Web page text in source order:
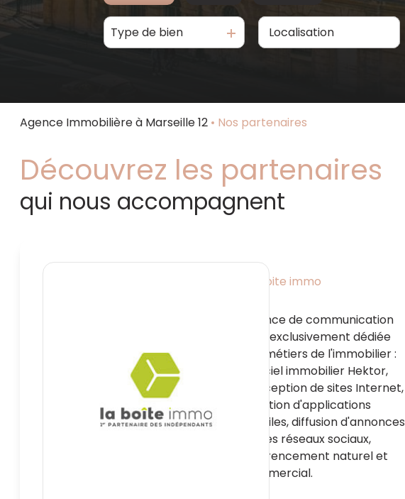
De l'ancien à l'année
Type de bien
Agence Immobilière à Marseille 12 Nos partenaires
Découvrez les partenaires
qui nous accompagnent
La boite immo
Agence de communication
web exclusivement dédiée
aux métiers de l'immobilier :
Logiciel immobilier Hektor,
conception de sites Internet,
création d'applications
mobiles, diffusion d'annonces
sur les réseaux sociaux,
référencement naturel et
commercial.